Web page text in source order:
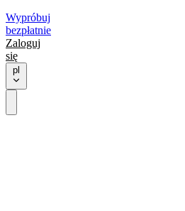
Wypróbuj
bezpłatnie
Zaloguj
się
pl